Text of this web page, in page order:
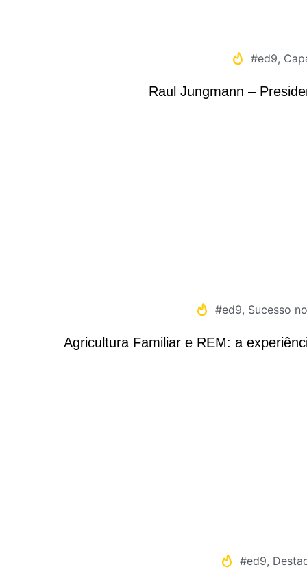
#ed9,
Raul Jungmann –
#ed9, Sucesso
Agricultura Familiar e REM: a
#ed9,